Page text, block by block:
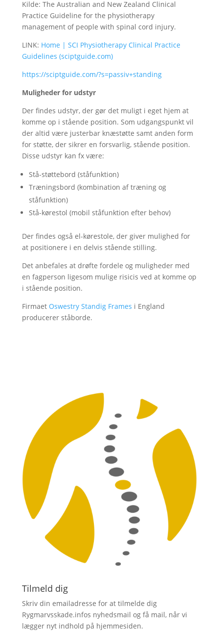
Kilde: The Australian and New Zealand Clinical
Practice Guideline for the physiotherapy
management of people with spinal cord injury.
LINK: Home | SCI Physiotherapy Clinical Practice
Guidelines (sciptguide.com)
https://sciptguide.com/?s=passiv+standing
Muligheder for udstyr
Der findes udstyr, der gør det muligt i eget hjem at
komme op i stående position. Som udgangspunkt vil
der altid være justerbar knæstøtte samt anden form
for støtte, der sikrer en forsvarlig, stående position.
Disse udstyr kan fx være:
Stå-støttebord (ståfunktion)
Træningsbord (kombination af træning og
ståfunktion)
Stå-kørestol (mobil ståfunktion efter behov)
Der findes også el-kørestole, der giver mulighed for
at positionere i en delvis stående stilling.
Det anbefales at drøfte fordele og muligheder med
en fagperson ligesom mulige risicis ved at komme op
i stående position.
Firmaet Oswestry Standig Frames i England
producerer ståborde.
Tilmeld dig
Skriv din emailadresse for at tilmelde dig
Rygmarvsskade.infos nyhedsmail og få mail, når vi
lægger nyt indhold på hjemmesiden.